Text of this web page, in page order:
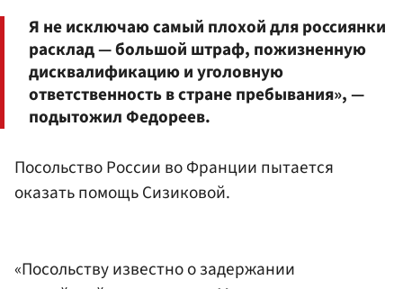
Я не исключаю самый плохой для россиянки
расклад — большой штраф, пожизненную
дисквалификацию и уголовную
ответственность в стране пребывания», —
подытожил Федореев.
Посольство России во Франции пытается
оказать помощь Сизиковой.
«Посольству известно о задержании